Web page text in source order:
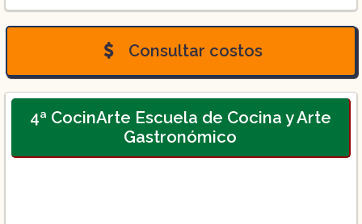
Licenciatura en Gastronomía ($3.950):
Diplomado de Panadería y Repostería
(+$2.200.00):
Consultar costos
4ª CocinArte Escuela de Cocina y Arte
Gastronómico